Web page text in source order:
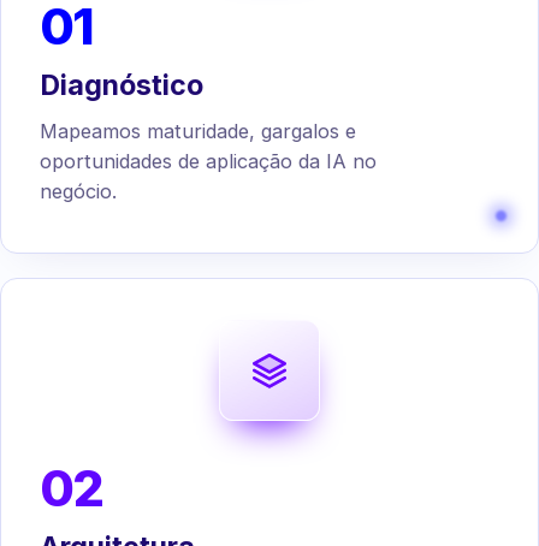
01
Diagnóstico
Mapeamos maturidade, gargalos e
oportunidades de aplicação da IA no
negócio.
02